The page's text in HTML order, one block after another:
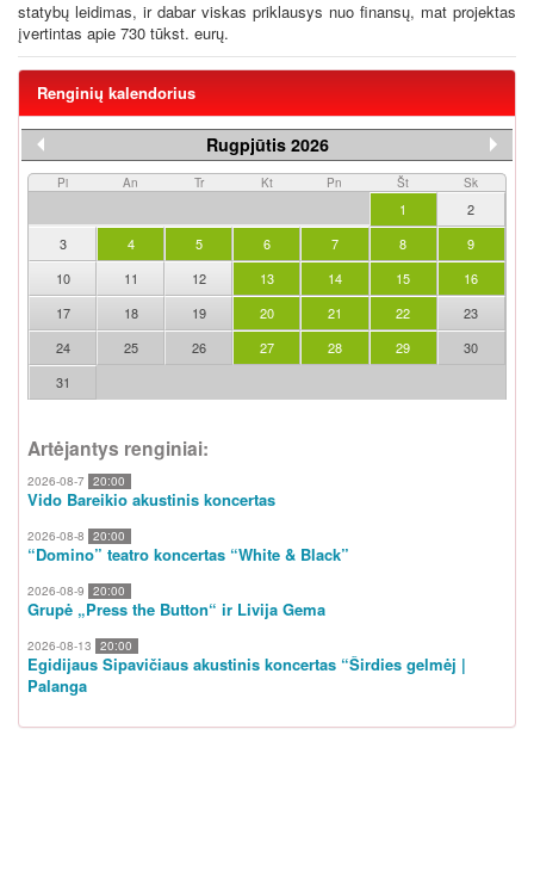
statybų leidimas, ir dabar viskas priklausys nuo finansų, mat projektas
įvertintas apie 730 tūkst. eurų.
Renginių kalendorius
Rugpjūtis 2026
Pi An Tr Kt Pn Št Sk
1
2
3
4 5 6 7 8
9
10
11 12 13 14 15
16
17
18 19 20 21 22
23
24
25 26 27 28 29
30
31
Artėjantys renginiai:
2026-08-7 20:00
Vido Bareikio akustinis koncertas
2026-08-8 20:00
“Domino” teatro koncertas “White & Black”
2026-08-9 20:00
Grupė „Press the Button“ ir Livija Gema
2026-08-13 20:00
Egidijaus Sipavičiaus akustinis koncertas “Širdies gelmėj |
Palanga